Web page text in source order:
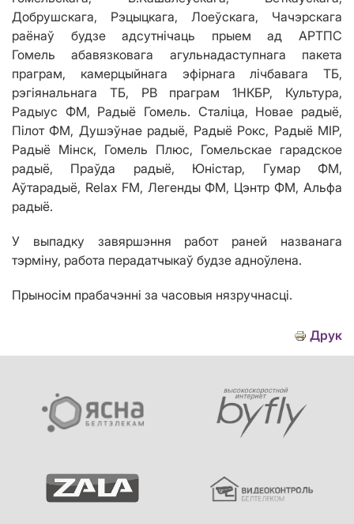
Добрушскага, Рэцыцкага, Лоеўскага, Чачэрскага
раёнаў будзе адсутнічаць прыем ад АРТПС
Гомельабавязковага агульнадаступнага пакета
праграм, камерцыйнага эфірнага лічбавага ТБ,
рэгіянальнага ТБ, РВ праграм 1НКБР, Культура,
Радыус ФМ, Радыё Гомель. Сталіца, Новае радыё,
Пілот ФМ, Душэўнае радыё, Радыё Рокс, Радыё МІР,
Радыё Мінск, Гомель Плюс, Гомельскае гарадское
радыё, Праўда радыё, Юністар, Гумар ФМ,
Аўтарадыё, Relax FM, Легенды ФМ, Цэнтр ФМ,Альфа
радыё.
У выпадку завяршэння работ раней названага
тэрміну, работа перадатчыкаў будзе адноўлена.
Прыносім прабачэнні за часовыя нязручнасці.
Друк